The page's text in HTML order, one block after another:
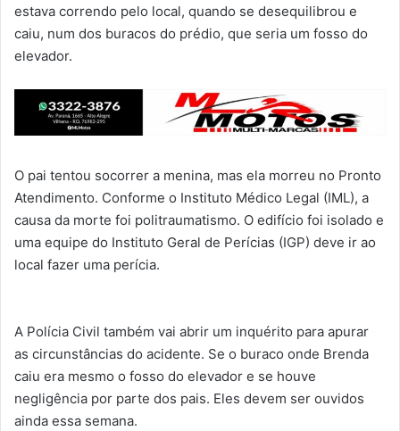
estava correndo pelo local, quando se desequilibrou e
caiu, num dos buracos do prédio, que seria um fosso do
elevador.
O pai tentou socorrer a menina, mas ela morreu no Pronto
Atendimento. Conforme o Instituto Médico Legal (IML), a
causa da morte foi politraumatismo. O edifício foi isolado e
uma equipe do Instituto Geral de Perícias (IGP) deve ir ao
local fazer uma perícia.
A Polícia Civil também vai abrir um inquérito para apurar
as circunstâncias do acidente. Se o buraco onde Brenda
caiu era mesmo o fosso do elevador e se houve
negligência por parte dos pais. Eles devem ser ouvidos
ainda essa semana.